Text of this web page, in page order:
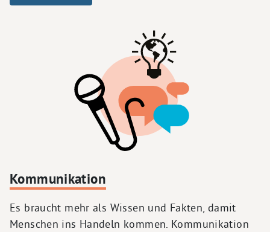
Kommunikation
Es braucht mehr als Wissen und Fakten, damit
Menschen ins Handeln kommen. Kommunikation